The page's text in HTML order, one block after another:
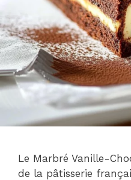
Le Marbré Vanille-
de la pâtisserie